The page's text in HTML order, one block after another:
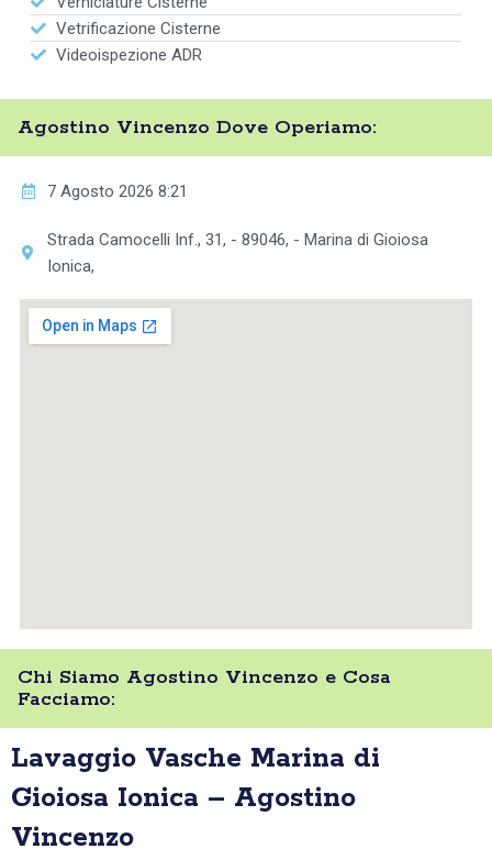
Vetrificazione Cisterne
Videoispezione ADR
Agostino Vincenzo Dove Operiamo:
7 Agosto 2026 8:21
Strada Camocelli Inf., 31, - 89046, - Marina di Gioiosa
Ionica,
Chi Siamo Agostino Vincenzo e Cosa
Facciamo:
Lavaggio Vasche Marina di
Gioiosa Ionica – Agostino
Vincenzo